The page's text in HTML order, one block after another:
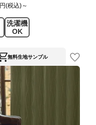
円(税込)～
洗濯機
OK
無料生地サンプル